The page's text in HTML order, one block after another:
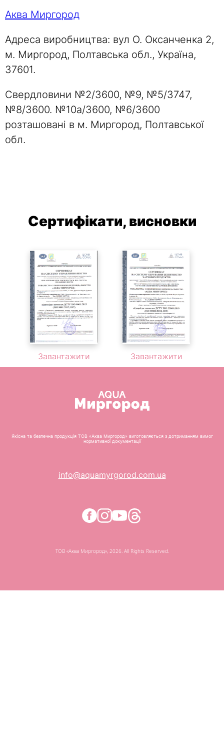
Аква Миргород
Адреса виробництва: вул О. Оксанченка 2,
м. Миргород, Полтавська обл., Україна,
37601.
Свердловини №2/3600, №9, №5/3747,
№8/3600. №10а/3600, №6/3600
розташовані в м. Миргород, Полтавської
обл.
Сертифікати, висновки
Завантажити Завантажити
ТОВ «Аква Миргород», 2026. All Rights Reserved.
Якісна та безпечна продукція ТОВ «Аква Миргород» виготовляється з дотриманням вимог
нормативної документації
info@aquamyrgorod.com.ua